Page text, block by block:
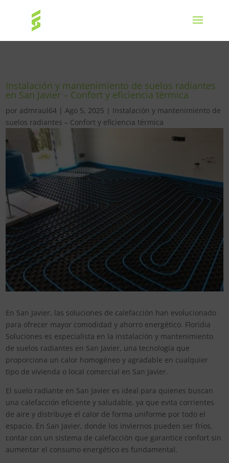
Instalación y mantenimiento de suelos radiantes
en San Javier – Confort y eficiencia térmica
por admraul64 |Ago 5, 2025 | Instalación y mantenimiento de
suelos radiantes – Confort y eficiencia térmica
En San Javier, las soluciones de calefacción han evolucionado
para ofrecer mayor comodidad y ahorro energético. Floridia
Soluciones es especialista en la instalación y mantenimiento
de suelos radiantes en San Javier, una tecnología que
proporciona un calor homogéneo y agradable en cualquier
tipo de vivienda o local comercial en San Javier.
El suelo radiante en San Javier es ideal para quienes buscan
una calefacción eficiente y saludable, ya que evita corrientes
de aire y distribuye el calor de forma uniforme por todo el
espacio. En San Javier, donde los inviernos pueden ser fríos,
contar con un sistema de calefacción que garantice confort sin
aumentar el consumo energético es fundamental.